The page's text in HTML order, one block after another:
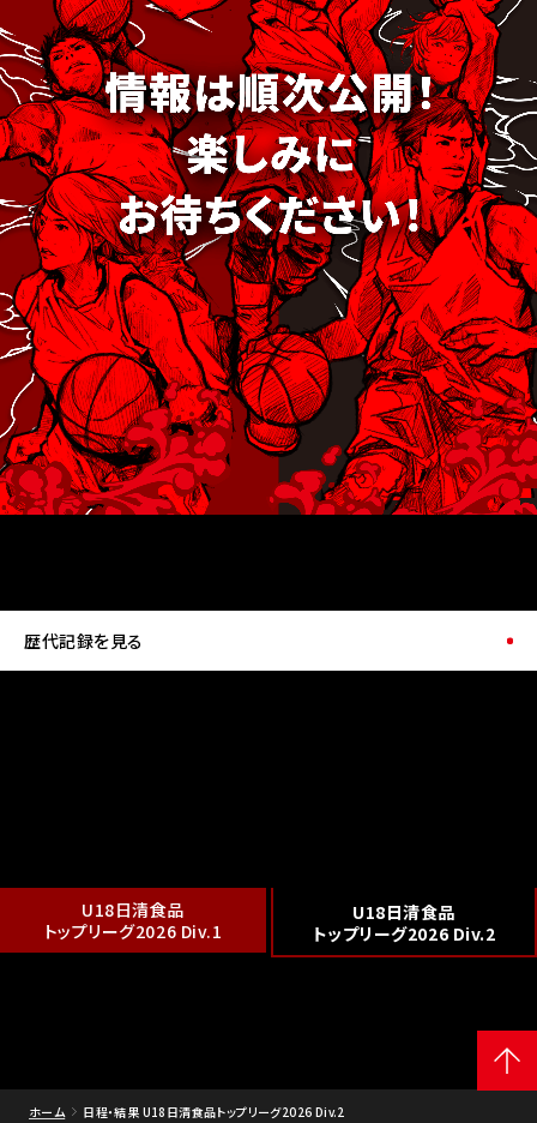
歴代記録を見る
U18日清食品
トップリーグ2026 Div.1
U18日清食品
トップリーグ2026 Div.2
ホーム 日程・結果 U18日清食品トップリーグ2026 Div.2